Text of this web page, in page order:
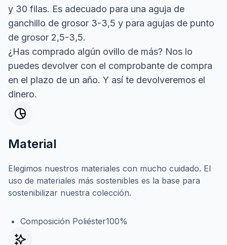
y 30 filas. Es adecuado para una aguja de
ganchillo de grosor 3-3,5 y para agujas de punto
de grosor 2,5-3,5.
¿Has comprado algún ovillo de más? Nos lo
puedes devolver con el comprobante de compra
en el plazo de un año. Y así te devolveremos el
dinero.
Material
Elegimos nuestros materiales con mucho cuidado. El
uso de materiales más sostenibles es la base para
sostenibilizar nuestra colección.
Composición Poliéster100%